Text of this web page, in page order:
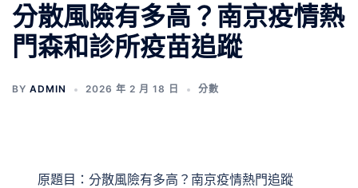
分散風險有多高？南京疫情熱
門森和診所疫苗追蹤
BY ADMIN 2026 年 2 月 18 日 分數
原題目：分散風險有多高？南京疫情熱門追蹤